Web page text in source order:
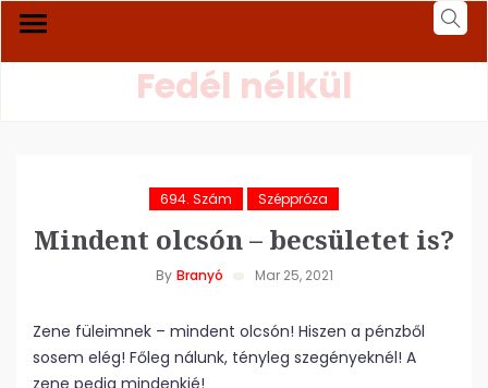
Fedél nélkül
694. Szám Széppróza
Mindent olcsón – becsületet is?
By Branyó Mar 25, 2021
Zene füleimnek – mindent olcsón! Hiszen a pénzből
sosem elég! Főleg nálunk, tényleg szegényeknél! A
zene pedig mindenkié!